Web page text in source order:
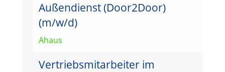
Außendienst (Door2Door)
(m/w/d)
Ahaus
Vertriebsmitarbeiter im